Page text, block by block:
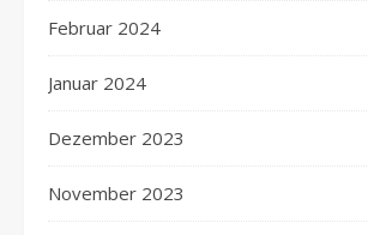
Februar 2024
Januar 2024
Dezember 2023
November 2023